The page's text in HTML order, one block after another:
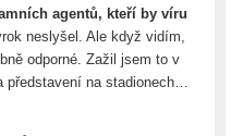
agentů, kteří by víru
neslyšel. Ale když vidím,
odporné. Zažil jsem to v
na stadionech…